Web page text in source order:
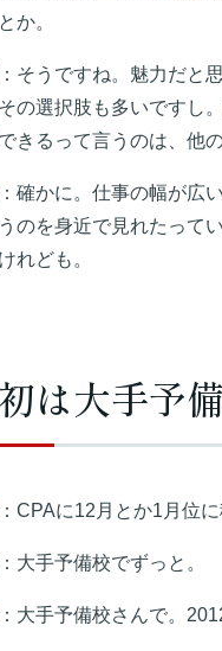
か。
そうですね。魅力だと
の選択肢も多いですし
きるって言うのは、他
：確かに。仕事の幅が広
のを身近で見れたって
れども。
は大手予
：CPAに12月とか1月位
大手予備校でずっと。
：大手予備校さんで。